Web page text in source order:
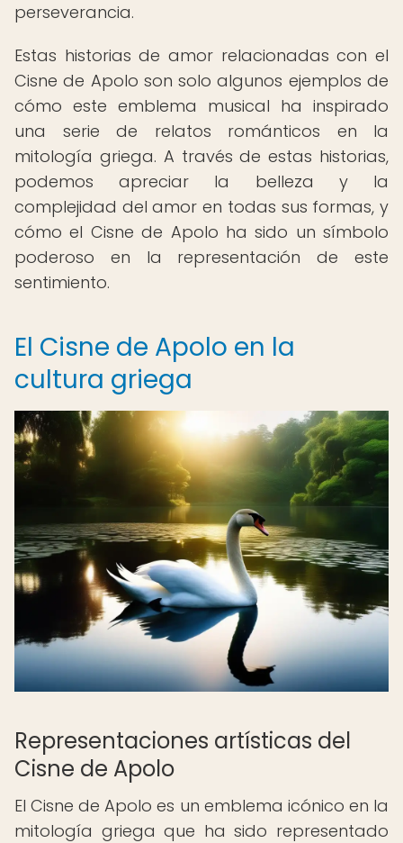
perseverancia.
Estas historias de amor relacionadas con el
Cisne de Apolo son solo algunos ejemplos de
cómo este emblema musical ha inspirado
una serie de relatos románticos en la
mitología griega. A través de estas historias,
podemos apreciar la belleza y la
complejidad del amor en todas sus formas, y
cómo el Cisne de Apolo ha sido un símbolo
poderoso en la representación de este
sentimiento.
El Cisne de Apolo en la
cultura griega
Representaciones artísticas del
Cisne de Apolo
El Cisne de Apolo es un emblema icónico en la
mitología griega que ha sido representado